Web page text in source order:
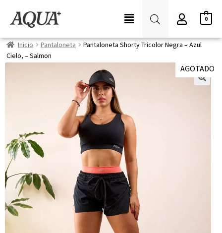
0
Inicio Pantaloneta
Pantaloneta Shorty Tricolor Negra – Azul
Cielo, – Salmon
AGOTADO